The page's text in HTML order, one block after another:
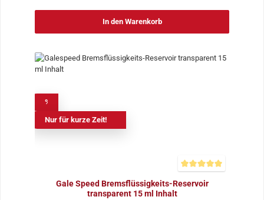
In den Warenkorb
Nur für kurze Zeit!
Gale Speed Bremsflüssigkeits-Reservoir
transparent 15 ml Inhalt